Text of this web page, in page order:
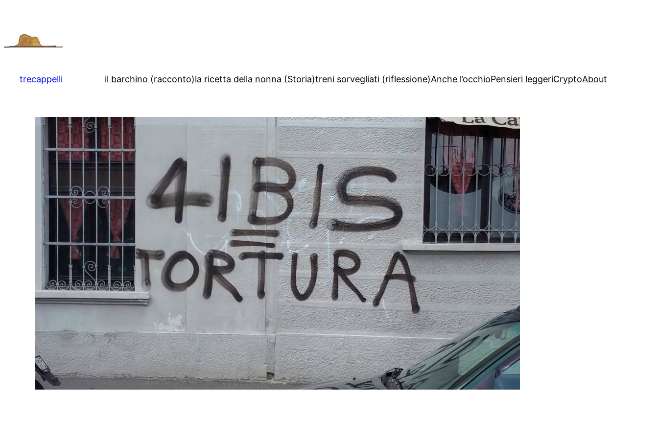
contenuto
trecappelli il barchino (racconto)la ricetta della nonna (Storia)treni sorvegliati (riflessione)Anche l’occhioPensieri leggeriCryptoAbout